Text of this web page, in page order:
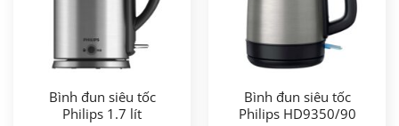
Bình đun siêu tốc
Philips 1.7 lít
Bình đun siêu tốc
Philips HD9350/90